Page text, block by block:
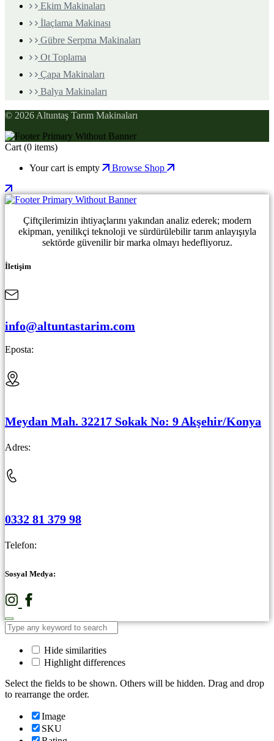
Ekim Makinaları
İlaçlama Makinası
Gübre Serpma Makinaları
Ot Toplama
Çapa Makinaları
Balya Makinaları
© 2026 Altuntaş Tarım Makinaları
Cart (0 items)
Your cart is empty
Browse Shop
Çiftçilerimizin ihtiyaçlarını yakından analiz ederek; modern
ekipman, yenilikçi teknoloji ve sürdürülebilir tarım anlayışıyla
sektörde güvenilir bir marka olmayı hedefliyoruz.
İletişim
info@altuntastarim.com
Eposta:
Meydan Mah. 32217 Sokak No: 9 Akşehir/Konya
Adres:
0332 81 379 98
Telefon:
Sosyal Medya:
Hide similarities
Highlight differences
Select the fields to be shown. Others will be hidden. Drag and drop
to rearrange the order.
Image
SKU